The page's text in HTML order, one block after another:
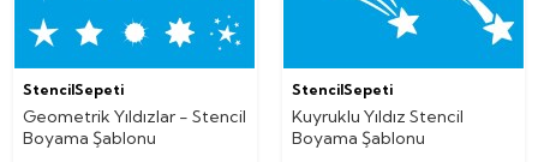
StencilSepeti
Geometrik Yıldızlar - Stencil
Boyama Şablonu
StencilSepeti
Kuyruklu Yıldız Stencil
Boyama Şablonu